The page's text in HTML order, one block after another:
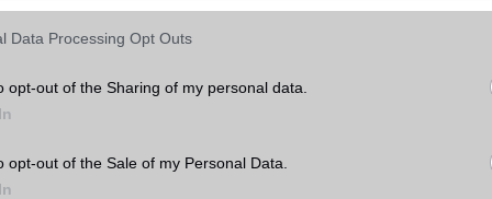
Data Processing Opt Outs
opt-out of the Sharing of my personal data.
opt-out of the Sale of my Personal Data.
II
MMS Van
Infraport
Bluetooth
Wi-Fi (alap)g/b